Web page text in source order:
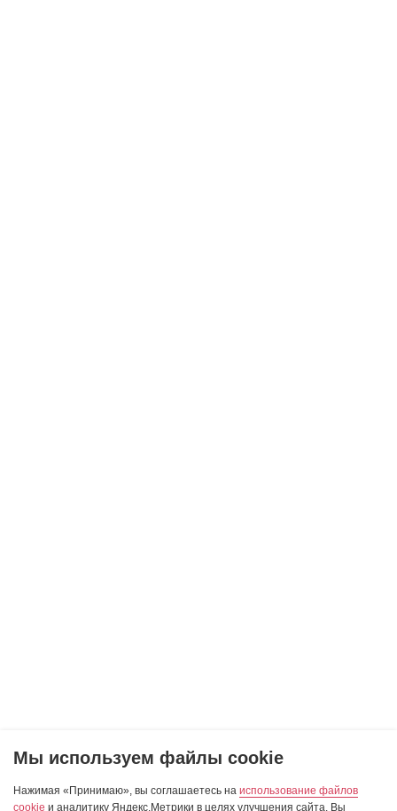
Мы используем файлы cookie
Нажимая «Принимаю», вы соглашаетесь на использование файлов
cookie и аналитику Яндекс.Метрики в целях улучшения сайта. Вы